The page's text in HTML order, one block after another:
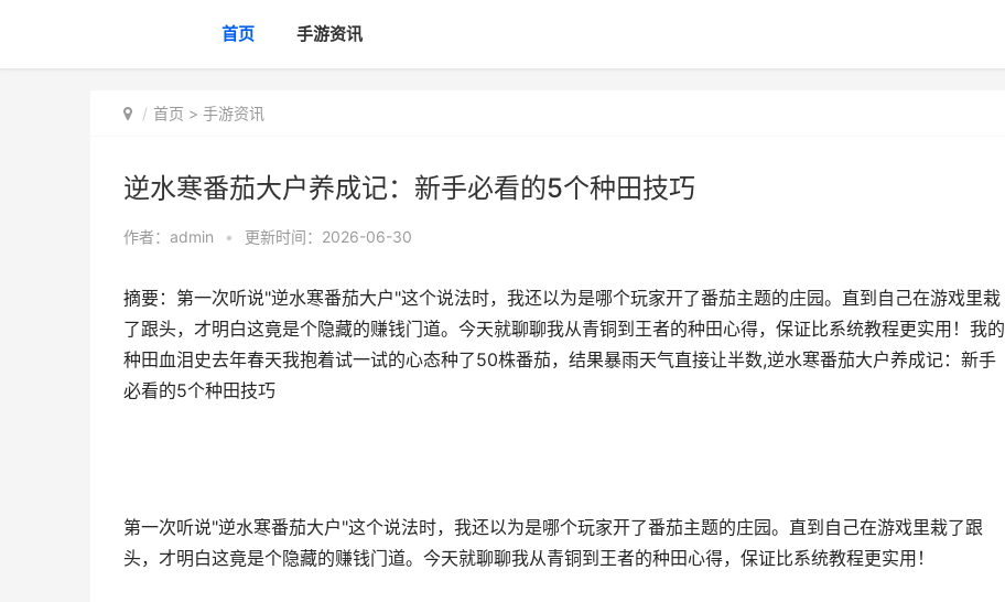
首页 手游资讯
首页 > 手游资讯
逆水寒番茄大户养成记：新手必看的5个种田技巧
作者： admin • 更新时间：2026-06-30
摘要：第一次听说"逆水寒番茄大户"这个说法时，我还以为是哪个玩家开了番茄主题的庄园。直到自己在游戏里栽
了跟头，才明白这竟是个隐藏的赚钱门道。今天就聊聊我从青铜到王者的种田心得，保证比系统教程更实用！我的
种田血泪史去年春天我抱着试一试的心态种了50株番茄，结果暴雨天气直接让半数,逆水寒番茄大户养成记：新手
必看的5个种田技巧
第一次听说"逆水寒番茄大户"这个说法时，我还以为是哪个玩家开了番茄主题的庄园。直到自己在游戏里栽了跟
头，才明白这竟是个隐藏的赚钱门道。今天就聊聊我从青铜到王者的种田心得，保证比系统教程更实用！